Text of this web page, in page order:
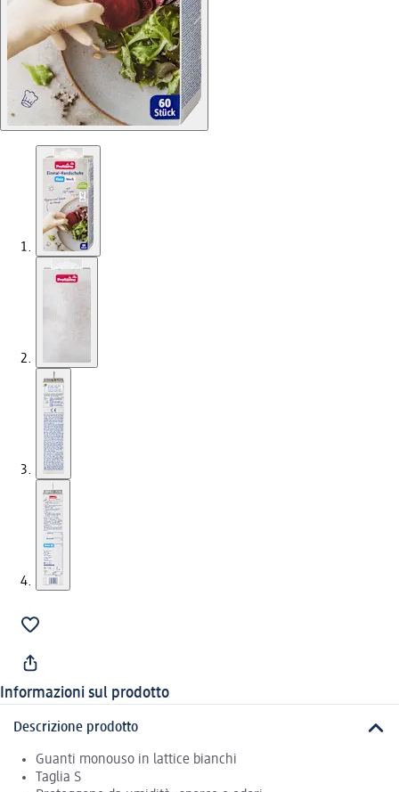
Informazioni sul prodotto
Descrizione prodotto
Guanti monouso in lattice bianchi
Taglia S